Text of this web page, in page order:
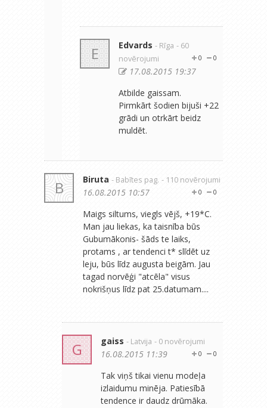
E Edvards - Rīga - 60
novērojumi
0
0
17.08.2015 19:37
Atbilde gaissam.
Pirmkārt šodien bijuši +22
grādi un otrkārt beidz
muldēt.
B Biruta - Babītes pag. - 110 novērojumi
0
0
16.08.2015 10:57
Maigs siltums, viegls vējš, +19*C.
Man jau liekas, ka taisnība būs
Gubumākonis- šāds te laiks,
protams , ar tendenci t* slīdēt uz
leju, būs līdz augusta beigām. Jau
tagad norvēģi "atcēla" visus
nokrišņus līdz pat 25.datumam....
G gaiss - Latvija - 0 novērojumi
0
0
16.08.2015 11:39
Tak viņš tikai vienu modeļa
izlaidumu minēja. Patiesībā
tendence ir daudz drūmāka.